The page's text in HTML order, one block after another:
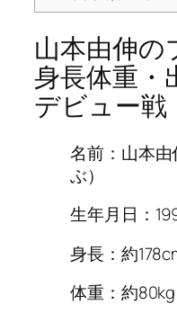
山本由伸の
身長体重・
デビュー戦
名前：山本
ぶ）
生年月日：
身長：約
体重：約